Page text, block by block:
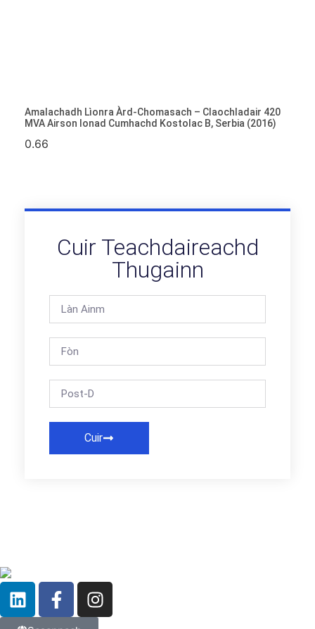
Amalachadh Lìonra Àrd-Chomasach – Claochladair 420
MVA Airson Ionad Cumhachd Kostolac B, Serbia (2016)
Cuir Teachdaireachd
Thugainn
Cuir